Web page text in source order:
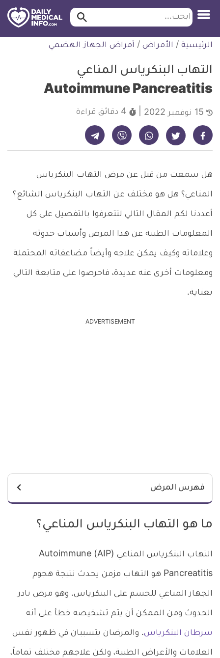
التخطي
للمحتوى
طبية
ابحث ابحث…
الرئيسية / الأمراض / أمراض الجهاز الهضمي
التهاب البنكرياس المناعي
Autoimmune Pancreatitis
4 دقائق قراءة
شارك على فيسبوك - ديلي ميديكال انفو شارك على تويتر - ديلي ميديكال انفو شارك على واتساب - ديلي ميديكال انفو شارك على فايبر - ديلي ميديكال انفو شارك على تيليجرام - ديلي ميديكال انفو
هل سمعت من قبل عن مرض التهاب البنكرياس
المناعي؟ هل هو مختلف عن التهاب البنكرياس الشائع؟
أعددنا لكم المقال التالي لتتعرفوا بالتفصيل على كل
المعلومات الطبية عن هذا المرض وأسباب حدوثه
وعلاماته وكيف يمكن علاجه وأيضاً مضاعفاته المحتملة
ومعلومات أخرى عنه عديدة، فاحرصوا على متابعة التالي
بعناية.
ADVERTISEMENT
فهرس المرض
ما هو التهاب البنكرياس المناعي؟
التهاب البنكرياس المناعي (AIP) Autoimmune
Pancreatitis هو التهاب مزمن يحدث نتيجة هجوم
الجهاز المناعي للجسم على البنكرياس. وهو مرض نادر
الحدوث ومن الممكن أن يتم تشخيصه خطأ على أنه
سرطان البنكرياس. والمرضان يتسببان في ظهور نفس
العلامات والأعراض الطبية، ولكن علاجهم مختلف تماماً،